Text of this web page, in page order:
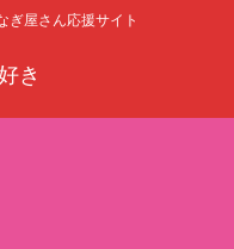
屋さん応援サイト